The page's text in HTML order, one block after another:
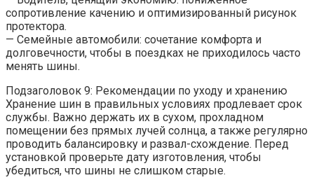
сопротивление качению и оптимизированный рисунок
протектора.
— Семейные автомобили: сочетание комфорта и
долговечности, чтобы в поездках не приходилось часто
менять шины.
Подзаголовок 9: Рекомендации по уходу и хранению
Хранение шин в правильных условиях продлевает срок
службы. Важно держать их в сухом, прохладном
помещении без прямых лучей солнца, а также регулярно
проводить балансировку и развал-схождение. Перед
установкой проверьте дату изготовления, чтобы
убедиться, что шины не слишком старые.